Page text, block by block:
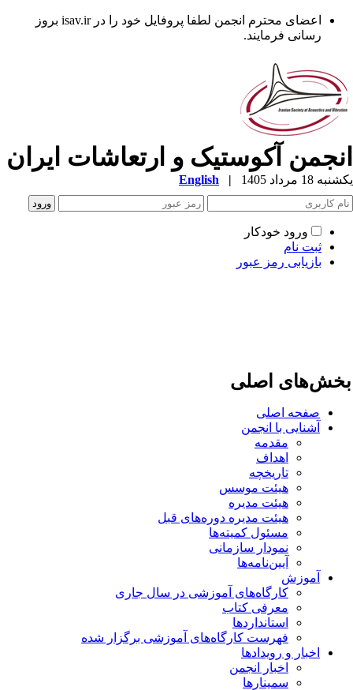
اعضای محترم انجمن لطفا پروفایل خود را در isav.ir بروز
رسانی فرمایند.
آکوستیک و ارتعاشات ایران
18 مرداد 1405 |
English
ورود خودکار
ثبت نام
بازیابی رمز عبور
اصلی
صفحه اصلی
آشنایی با انجمن
مقدمه
اهداف
تاریخچه
هیئت موسس
هیئت مدیره
هیئت مدیره دوره‌های قبل
مسئول کمیته‌ها
نمودار سازمانی
آیین‌نامه‌ها
آموزش
کارگاه‌های آموزشی در سال جاری
معرفی کتاب
استانداردها
فهرست کارگاه‌های آموزشی برگزار شده
اخبار و رویدادها
اخبار انجمن
سمینارها